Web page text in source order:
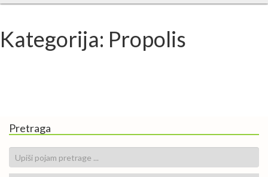
Kategorija: Propolis
Pretraga